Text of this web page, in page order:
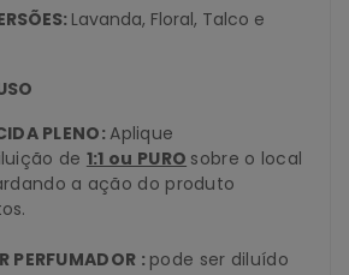
Lavanda, Floral, Talco e
PLENO:Aplique
de 1:1 ou PURO sobre o local
a ação do produto
PERFUMADOR : pode ser diluído